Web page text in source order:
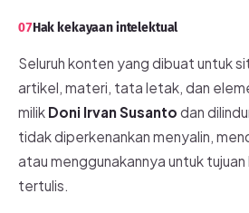
07Hak kekayaan intelektual
Seluruh konten yang dibuat untuk
artikel, materi, tata letak, dan
milik Doni Irvan Susanto dan
tidak diperkenankan menyalin,
atau menggunakannya untuk
tertulis.